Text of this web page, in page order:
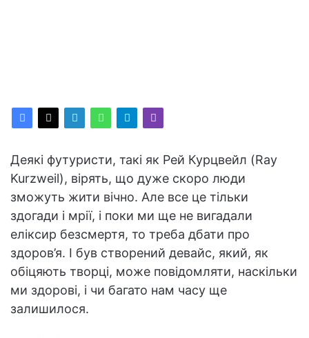
Деякі футуристи, такі як Рей Курцвейл (Ray
Kurzweil), вірять, що дуже скоро люди
зможуть жити вічно. Але все це тільки
здогади і мрії, і поки ми ще не вигадали
еліксир безсмертя, то треба дбати про
здоров’я. І був створений девайс, який, як
обіцяють творці, може повідомляти, наскільки
ми здорові, і чи багато нам часу ще
залишилося.